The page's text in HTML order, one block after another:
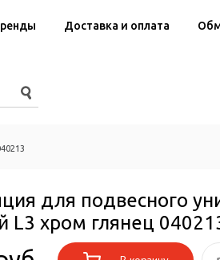
Доставка и оплата
для подвесного
L3 хром глянец